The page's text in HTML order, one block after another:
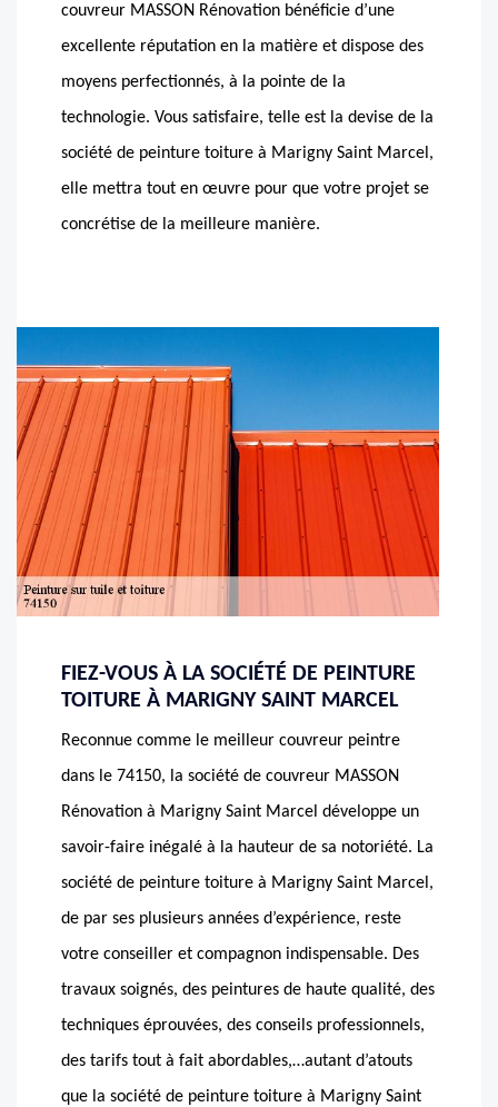
couvreur MASSON Rénovation bénéficie d’une
excellente réputation en la matière et dispose des
moyens perfectionnés, à la pointe de la
technologie. Vous satisfaire, telle est la devise de la
société de peinture toiture à Marigny Saint Marcel,
elle mettra tout en œuvre pour que votre projet se
concrétise de la meilleure manière.
FIEZ-VOUS À LA SOCIÉTÉ DE PEINTURE
TOITURE À MARIGNY SAINT MARCEL
Reconnue comme le meilleur couvreur peintre
dans le 74150, la société de couvreur MASSON
Rénovation à Marigny Saint Marcel développe un
savoir-faire inégalé à la hauteur de sa notoriété. La
société de peinture toiture à Marigny Saint Marcel,
de par ses plusieurs années d’expérience, reste
votre conseiller et compagnon indispensable. Des
travaux soignés, des peintures de haute qualité, des
techniques éprouvées, des conseils professionnels,
des tarifs tout à fait abordables,…autant d’atouts
que la société de peinture toiture à Marigny Saint